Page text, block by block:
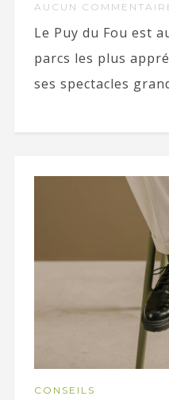
AUCUN
Le Puy du Fou est
parcs les plus
ses spectacles
CONSEILS